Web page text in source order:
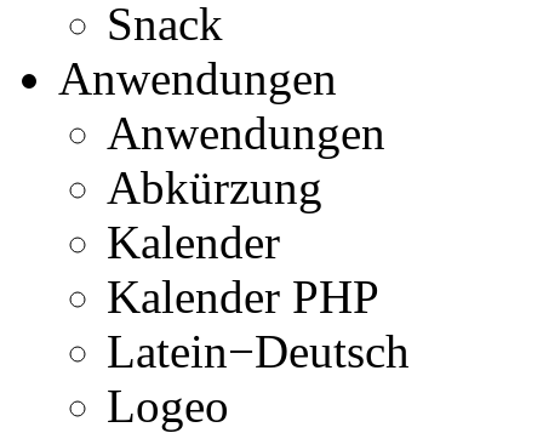
Snack
Anwendungen
Anwendungen
Abkürzung
Kalender
Kalender PHP
Latein−Deutsch
Logeo